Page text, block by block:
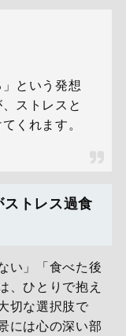
という発想
ストレスと
くれます。
トレス過食
い」「食べた後
ひとりで抱え
切な選択肢で
には心の深い部